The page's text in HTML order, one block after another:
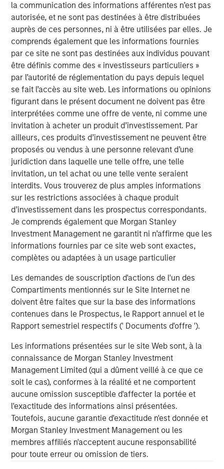
la communication des informations afférentes n’est pas
autorisée, et ne sont pas destinées à être distribuées
auprès de ces personnes, ni à être utilisées par elles. Je
comprends également que les informations fournies
par ce site ne sont pas destinées aux individus pouvant
être définis comme des « investisseurs particuliers »
par l’autorité de réglementation du pays depuis lequel
se fait l’accès au site web. Les informations ou opinions
figurant dans le présent document ne doivent pas être
interprétées comme une offre de vente, ni comme une
invitation à acheter un produit d’investissement. Par
ailleurs, ces produits d’investissement ne peuvent être
proposés ou vendus à une personne relevant d’une
juridiction dans laquelle une telle offre, une telle
invitation, un tel achat ou une telle vente seraient
interdits. Vous trouverez de plus amples informations
sur les restrictions associées à chaque produit
d’investissement dans les prospectus correspondants.
Je comprends également que Morgan Stanley
Investment Management ne garantit ni n’affirme que les
informations fournies par ce site web sont exactes,
complètes ou adaptées à un usage particulier
Les demandes de souscription d'actions de l'un des
Compartiments mentionnés sur le Site Internet ne
doivent être faites que sur la base des informations
contenues dans le Prospectus, le Rapport annuel et le
Rapport semestriel respectifs (' Documents d'offre ').
Les informations présentées sur le site Web sont, à la
connaissance de Morgan Stanley Investment
Management Limited (qui a dûment veillé à ce que ce
soit le cas), conformes à la réalité et ne comportent
aucune omission susceptible d'affecter la portée et
l'exactitude des informations ainsi présentées.
Toutefois, aucune garantie d'exactitude n'est donnée et
Morgan Stanley Investment Management ou les
membres affiliés n'acceptent aucune responsabilité
pour toute erreur ou omission de tiers.
ARTICLE
Securitized Market Outlook: Carrying On in
Securitized Products
Analyses mises en avant
ARTICLE
The MSIM Quantitative Duration
Strategy Model: A Factor-Based
Approach to Managing Interest Rates
Anton Heese and Matas Vala explore the
Quantitative Duration Strategy Model, one of the
investment process, as it helps provide structure
and rigour with identifying and processing
relevant and important data.
5 AOÛT 2026